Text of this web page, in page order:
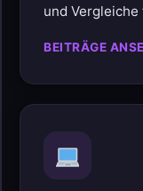
und
BEITRÄGE